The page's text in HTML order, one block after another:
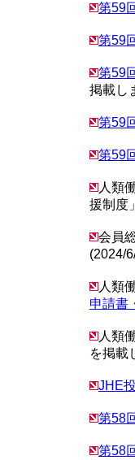
第59
第59
第59
掲載し
第59
第59
人類
援制度
会員
(2024/
人類
申請書
人類
を掲載
JHE
第58
第58